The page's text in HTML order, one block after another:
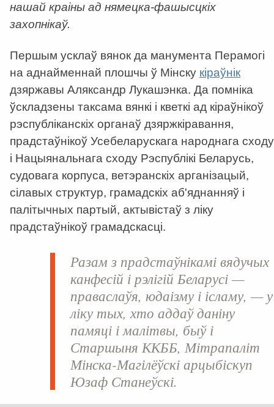
нашай краіны ад нямецка-фашысцкіх
захопнікаў.
Першым усклаў вянок да манумента Перамогі
на аднайменнай плошчы ў Мінску кіраўнік
дзяржавы Аляксандр Лукашэнка. Да помніка
ўскладзены таксама вянкі і кветкі ад кіраўнікоў
рэспубліканскіх органаў дзяржкіравання,
прадстаўнікоў Усебеларускага народнага сходу
і Нацыянальнага сходу Рэспублікі Беларусь,
судовага корпуса, ветэранскіх арганізацый,
сілавых структур, грамадскіх аб'яднанняў і
палітычных партый, актывістаў з ліку
прадстаўнікоў грамадскасці.
Разам з прадстаўнікамі вядучых
канфесій і рэлігій Беларусі —
праваслаўя, юдаізму і ісламу, — у
ліку тых, хто аддаў даніну
памяці і малітвы, быў і
Старшыня ККББ, Мітрапаліт
Мінска-Магілёўскі арцыбіскуп
Юзаф Станеўскі.